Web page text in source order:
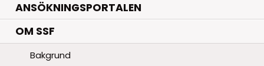
ANSÖKNINGSPORTALEN
OM SSF
Bakgrund